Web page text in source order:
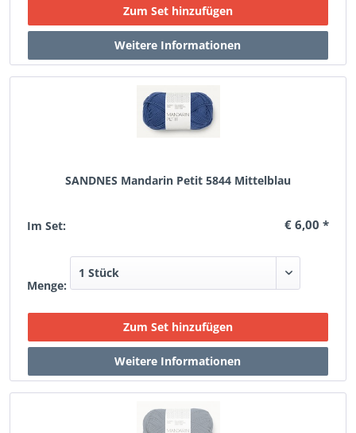
SANDNES Mandarin Petit 5844 Mittelblau
Im Set: € 6,00 *
Menge: